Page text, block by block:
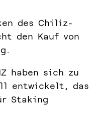
des Chiliz-
den Kauf von
haben sich zu
entwickelt, das
Staking